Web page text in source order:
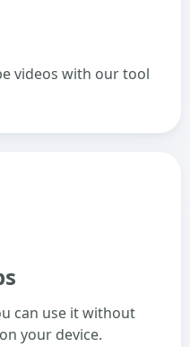
videos with our tool
can use it without
your device.